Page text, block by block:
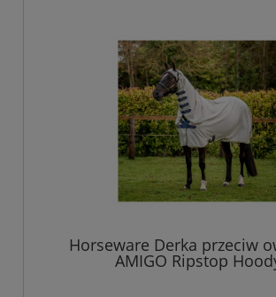
Horseware Derka przeciw
AMIGO Ripstop